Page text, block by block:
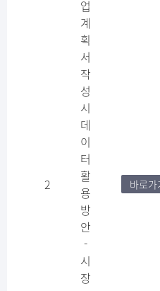
2
업
계
획
서
작
성
시
데
이
터
활
용
방
안
-
시
장
바로가